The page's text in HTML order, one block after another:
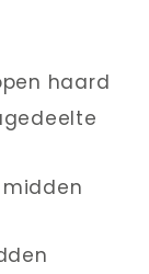
haard